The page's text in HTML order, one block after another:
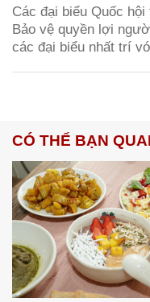
Các đại biểu Quốc
Bảo vệ quyền lợi
các đại biểu nhất trí
CÓ THỂ BẠN